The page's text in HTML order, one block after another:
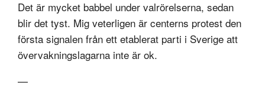
Det är mycket babbel under valrörelserna, sedan
blir det tyst. Mig veterligen är centerns protest den
första signalen från ett etablerat parti i Sverige att
övervakningslagarna inte är ok.
—